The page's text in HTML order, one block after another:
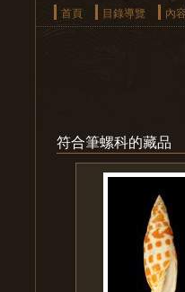
首頁 目錄導覽 內
符合筆螺科的藏品